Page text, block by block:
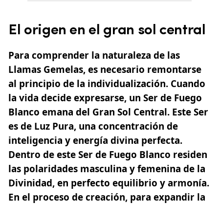
El origen en el gran sol central
Para comprender la naturaleza de las
Llamas Gemelas, es necesario remontarse
al principio de la individualización. Cuando
la vida decide expresarse, un Ser de Fuego
Blanco emana del Gran Sol Central. Este Ser
es de Luz Pura, una concentración de
inteligencia y energía divina perfecta.
Dentro de este Ser de Fuego Blanco residen
las polaridades masculina y femenina de la
Divinidad, en perfecto equilibrio y armonía.
En el proceso de creación, para expandir la